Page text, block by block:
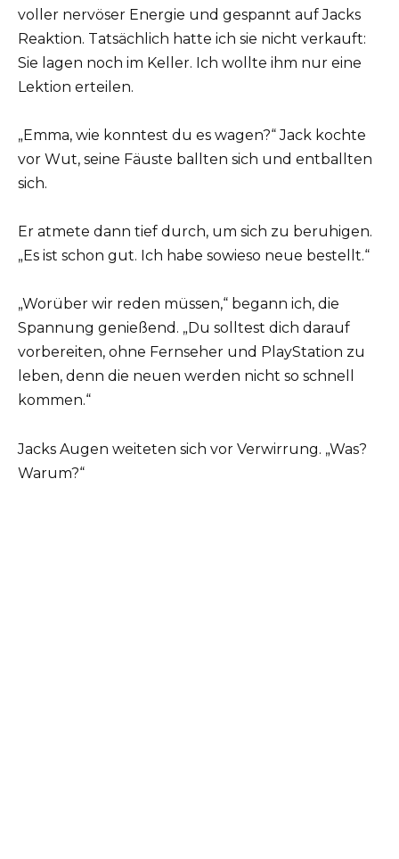
voller nervöser Energie und gespannt auf Jacks
Reaktion. Tatsächlich hatte ich sie nicht verkauft:
Sie lagen noch im Keller. Ich wollte ihm nur eine
Lektion erteilen.
„Emma, wie konntest du es wagen?“ Jack kochte
vor Wut, seine Fäuste ballten sich und entballten
sich.
Er atmete dann tief durch, um sich zu beruhigen.
„Es ist schon gut. Ich habe sowieso neue bestellt.“
„Worüber wir reden müssen,“ begann ich, die
Spannung genießend. „Du solltest dich darauf
vorbereiten, ohne Fernseher und PlayStation zu
leben, denn die neuen werden nicht so schnell
kommen.“
Jacks Augen weiteten sich vor Verwirrung. „Was?
Warum?“